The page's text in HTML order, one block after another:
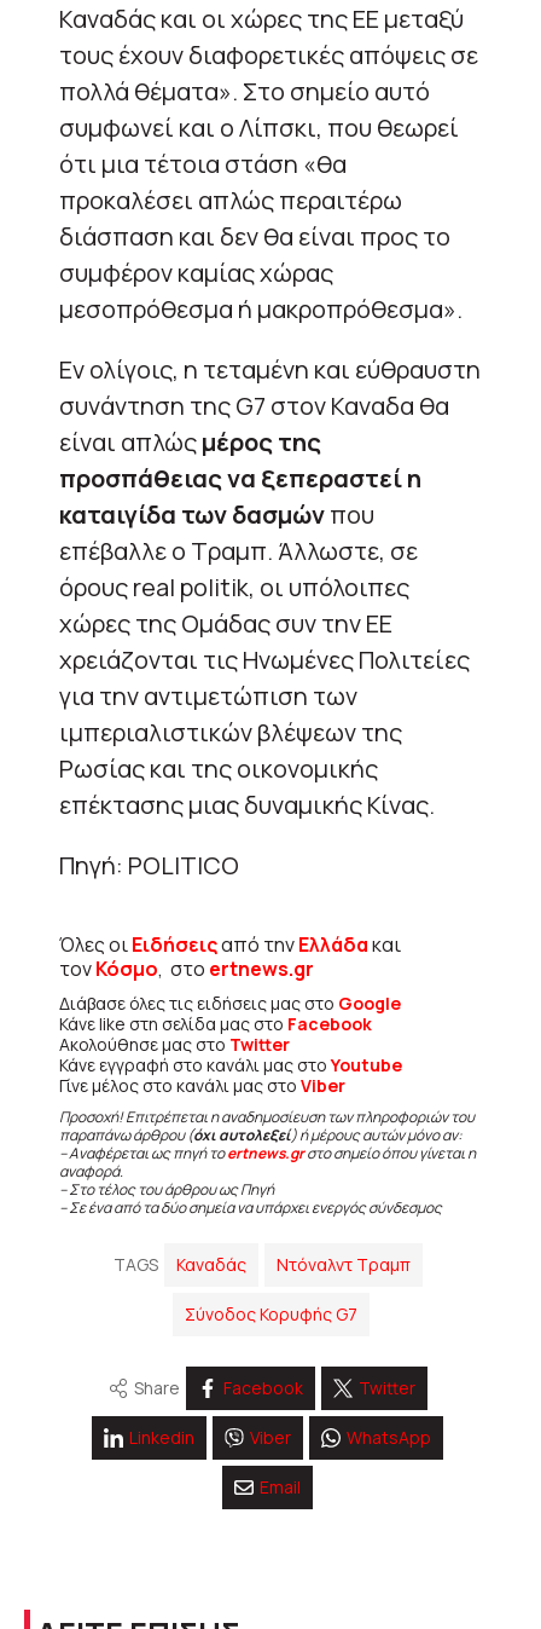
Καναδάς και οι χώρες της ΕΕ μεταξύ
τους έχουν διαφορετικές απόψεις σε
πολλά θέματα». Στο σημείο αυτό
συμφωνεί και ο Λίπσκι, που θεωρεί
ότι μια τέτοια στάση «θα
προκαλέσει απλώς περαιτέρω
διάσπαση και δεν θα είναι προς το
συμφέρον καμίας χώρας
μεσοπρόθεσμα ή μακροπρόθεσμα».
Εν ολίγοις, η τεταμένη και εύθραυστη
συνάντηση της G7 στον Καναδα θα
είναι απλώςμέρος της
προσπάθειας να ξεπεραστεί η
καταιγίδα των δασμώνπου
επέβαλλε ο Τραμπ. Άλλωστε, σε
όρους real politik, οι υπόλοιπες
χώρες της Ομάδας συν την ΕΕ
χρειάζονται τις Ηνωμένες Πολιτείες
για την αντιμετώπιση των
ιμπεριαλιστικών βλέψεων της
Ρωσίας και της οικονομικής
επέκτασης μιας δυναμικής Κίνας.
Πηγή: POLITICO
Όλες οιΕιδήσειςαπό τηνΕλλάδακαι
τονΚόσμο, στο ertnews.gr
Διάβασε όλες τις ειδήσεις μας στο Google
Κάνε like στη σελίδα μας στο Facebook
Ακολούθησε μας στο Twitter
Κάνε εγγραφή στο κανάλι μας στοYoutube
Γίνε μέλος στο κανάλι μας στο Viber
Προσοχή! Επιτρέπεται η αναδημοσίευση των πληροφοριών του
παραπάνω άρθρου (όχι αυτολεξεί) ή μέρους αυτών μόνο αν:
– Αναφέρεται ως πηγή τοertnews.grστο σημείο όπου γίνεται η
αναφορά.
– Στο τέλος του άρθρου ως Πηγή
– Σε ένα από τα δύο σημεία να υπάρχει ενεργός σύνδεσμος
TAGS Καναδάς Ντόναλντ Τραμπ
Σύνοδος Κορυφής G7
Share Facebook Twitter
Linkedin Viber WhatsApp
Email